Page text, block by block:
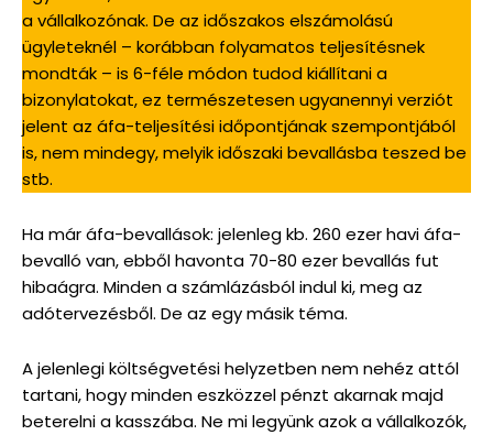
a vállalkozónak. De az időszakos elszámolású
ügyleteknél – korábban folyamatos teljesítésnek
mondták – is 6-féle módon tudod kiállítani a
bizonylatokat, ez természetesen ugyanennyi verziót
jelent az áfa-teljesítési időpontjának szempontjából
is, nem mindegy, melyik időszaki bevallásba teszed be
stb.
Ha már áfa-bevallások: jelenleg kb. 260 ezer havi áfa-
bevalló van, ebből havonta 70-80 ezer bevallás fut
hibaágra. Minden a számlázásból indul ki, meg az
adótervezésből. De az egy másik téma.
A jelenlegi költségvetési helyzetben nem nehéz attól
tartani, hogy minden eszközzel pénzt akarnak majd
beterelni a kasszába. Ne mi legyünk azok a vállalkozók,